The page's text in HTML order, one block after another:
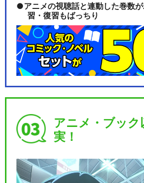
アニメの視聴話と連動した巻数
習・復習もばっちり
アニメ・ブック
実！